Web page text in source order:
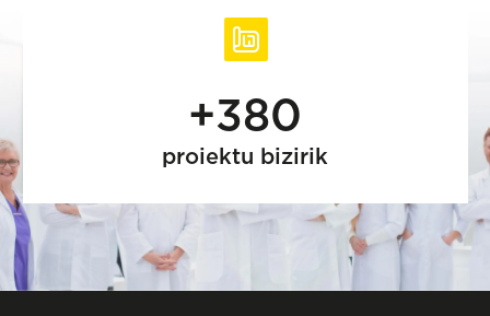
+380
proiektu bizirik